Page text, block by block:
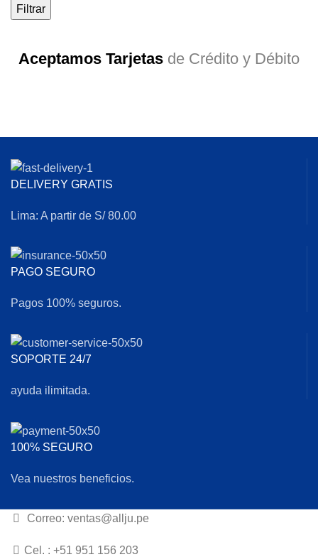
Filtrar
Aceptamos Tarjetas de Crédito y Débito
DELIVERY GRATIS
Lima: A partir de S/ 80.00
PAGO SEGURO
Pagos 100% seguros.
SOPORTE 24/7
ayuda ilimitada.
100% SEGURO
Vea nuestros beneficios.
Correo: ventas@allju.pe
Cel. : +51 951 156 203